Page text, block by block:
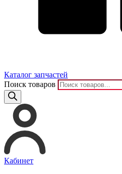
Каталог запчастей
Поиск товаров
Кабинет